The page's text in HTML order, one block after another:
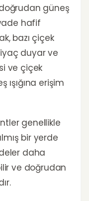
doğrudan güneş
hafif
bazı çiçek
duyar ve
ve çiçek
erişim
genellikle
bir yerde
daha
ve doğrudan